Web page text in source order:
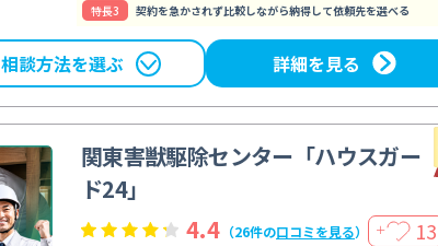
特⻑3
契約を急かされず比較しながら納得して依頼先を選べる
相談方法を選ぶ 詳細を見る
関東害獣駆除センター「ハウスガー
ド24」
4.4 （26件の口コミを見る） ＋ 13